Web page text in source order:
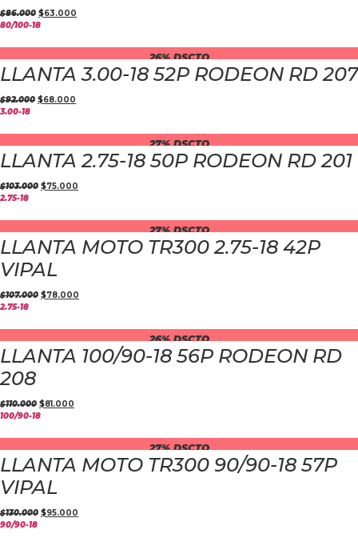
$86.000 $63.000
80/100-18
26% DSCTO
LLANTA 3.00-18 52P RODEON RD 207
$92.000 $68.000
3.00-18
27% DSCTO
LLANTA 2.75-18 50P RODEON RD 201
$103.000 $75.000
2.75-18
27% DSCTO
LLANTA MOTO TR300 2.75-18 42P
VIPAL
$107.000 $78.000
2.75-18
26% DSCTO
LLANTA 100/90-18 56P RODEON RD
208
$110.000 $81.000
100/90-18
27% DSCTO
LLANTA MOTO TR300 90/90-18 57P
VIPAL
$130.000 $95.000
90/90-18